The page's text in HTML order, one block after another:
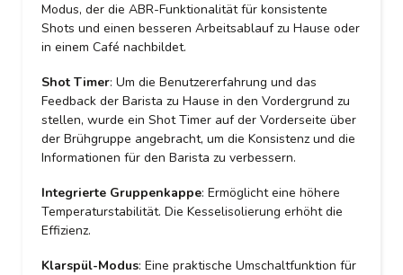
Modus, der die ABR-Funktionalität für konsistente
Shots und einen besseren Arbeitsablauf zu Hause oder
in einem Café nachbildet.
Shot Timer: Um die Benutzererfahrung und das
Feedback der Barista zu Hause in den Vordergrund zu
stellen, wurde ein Shot Timer auf der Vorderseite über
der Brühgruppe angebracht, um die Konsistenz und die
Informationen für den Barista zu verbessern.
Integrierte Gruppenkappe: Ermöglicht eine höhere
Temperaturstabilität. Die Kesselisolierung erhöht die
Effizienz.
Klarspül-Modus: Eine praktische Umschaltfunktion für